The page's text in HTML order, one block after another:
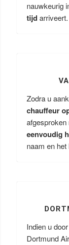
nauwkeurig
tijdarriveert.
Zodra u
chauffeur
afgesproken
eenvoudig
naam en
Indien u
Dortmund